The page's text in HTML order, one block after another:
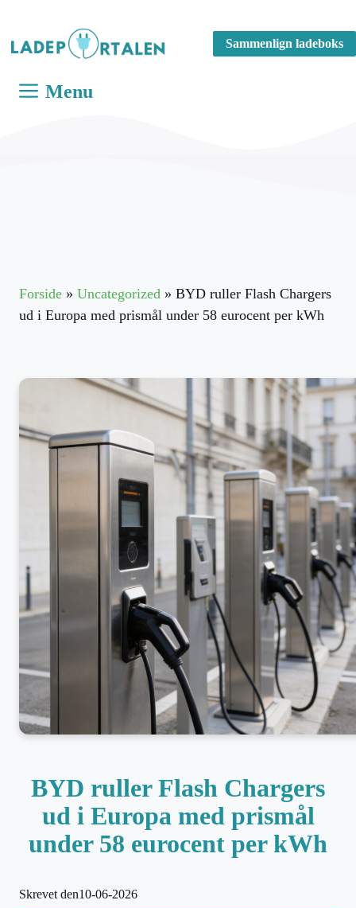
indhold
Menu
Sammenlign ladeboks
Forside » Uncategorized » BYD ruller Flash Chargers
ud i Europa med prismål under 58 eurocent per kWh
BYD ruller Flash Chargers
ud i Europa med prismål
under 58 eurocent per kWh
Skrevet den10-06-2026